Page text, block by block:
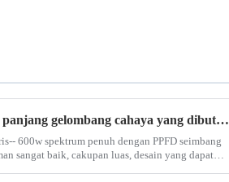
Bagaimana Anda menentukan panjang gelombang cahaya yang dibutuhkan untuk pertumbuhan tanaman Anda?
600w spektrum penuh dengan PPFD seimbang
sangat baik, cakupan luas, desain yang dapat